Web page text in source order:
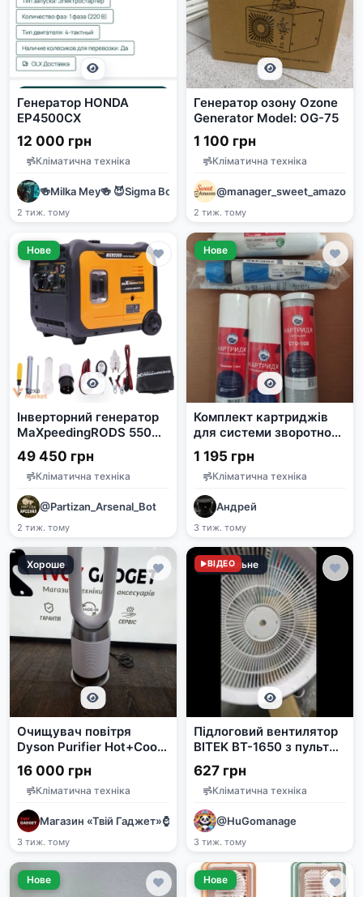
Генератор HONDA
EP4500CX
12 000 грн
Кліматична техніка
🍻Milka Mey🍻 😈Sigma Boy😈
2 тиж. тому
Генератор озону Ozone
Generator Model: OG-75
1 100 грн
Кліматична техніка
@manager_sweet_amazon
2 тиж. тому
Нове
Інверторний генератор
MaXpeedingRODS 5500
Вт
49 450 грн
Кліматична техніка
@Partizan_Arsenal_Bot
2 тиж. тому
Нове
Комплект картриджів
для системи зворотного
осмосу: поліпропілен,
вугілля, смола,
постфільтр,
мінералізатор,
мембрана 75 галон
1 195 грн
Кліматична техніка
Андрей
3 тиж. тому
Хороше
Очищувач повітря
Dyson Purifier Hot+Cool
Gen1 HP10 вживаний
16 000 грн
Кліматична техніка
Магазин «Твій Гаджет»⌚️📱🖥️💻
3 тиж. тому
Задовільне
ВІДЕО
Підлоговий вентилятор
BITEK BT-1650 з пультом
ДУ, 120Вт, 46см, 5
лопатей
627 грн
Кліматична техніка
@HuGomanage
3 тиж. тому
Нове Нове